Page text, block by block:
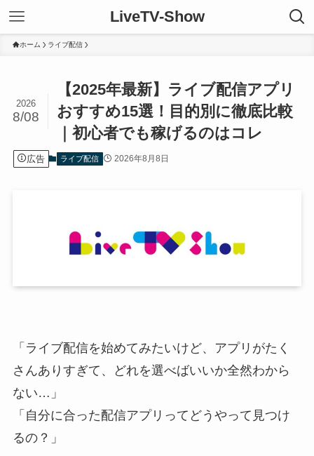
LiveTV-Show
ホーム ライブ配信
【2025年最新】ライブ配信アプリ
おすすめ15選！目的別に徹底比較
｜初心者でも稼げるのはコレ
2026
8/08
広告 ライブ配信 2026年8月8日
「ライブ配信を始めてみたいけど、アプリがたく
さんありすぎて、どれを選べばいいか全然わから
ない…」
「自分に合った配信アプリってどうやって見つけ
るの？」